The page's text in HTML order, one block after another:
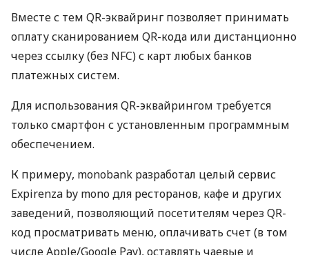
Вместе с тем QR-эквайринг позволяет принимать
оплату сканированием QR-кода или дистанционно
через ссылку (без NFC) с карт любых банков
платежных систем.
Для использования QR-эквайрингом требуется
только смартфон с установленным программным
обеспечением.
К примеру, monobank разработал целый сервис
Expirenza by mono для ресторанов, кафе и других
заведений, позволяющий посетителям через QR-
код просматривать меню, оплачивать счет (в том
числе Apple/Google Pay), оставлять чаевые и